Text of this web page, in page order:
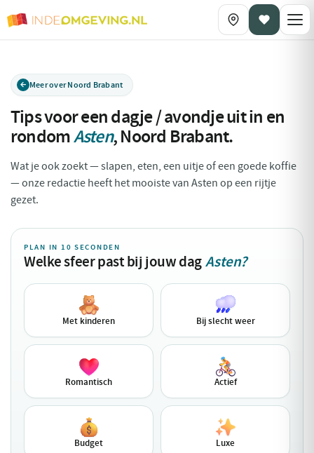
Meer over Noord Brabant
Tips voor een dagje / avondje uit in en
rondomAsten,Noord Brabant.
Wat je ook zoekt — slapen, eten, een uitje of een goede koffie
— onze redactie heeft het mooiste van Asten op een rijtje
gezet.
PLAN IN 10 SECONDEN
Welke sfeer past bij jouw dagAsten?
Met kinderen Bij slecht weer
Romantisch Actief
Budget Luxe